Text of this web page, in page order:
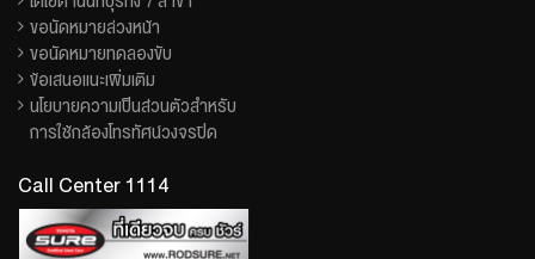
ขอนัดหมายล่วงหน้า
ขอนัดหมายทดลองขับ
ข้อเสนอแนะเพิ่มเติม
นโยบายความเป็นส่วนตัวสำหรับ
การใช้กล้องโทรทัศน์วงจรปิด
Call Center 1114